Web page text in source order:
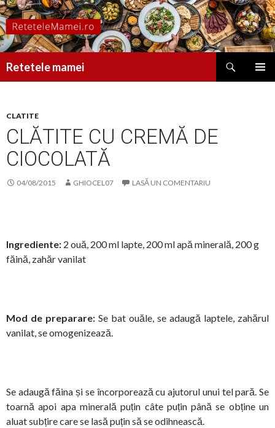
Retetele mamei
CLATITE
CLĂTITE CU CREMĂ DE
CIOCOLATĂ
04/08/2015 GHIOCEL07 LASĂ UN COMENTARIU
Ingrediente: 2 ouă, 200 ml lapte, 200 ml apă minerală, 200 g
făină, zahăr vanilat
Mod de preparare: Se bat ouăle, se adaugă laptele, zahărul
vanilat, se omogenizează.
Se adaugă făina și se încorporează cu ajutorul unui tel pară. Se
toarnă apoi apa minerală puțin câte puțin până se obține un
aluat subțire care se lasă puțin să se odihnească.